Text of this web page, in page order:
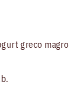
greco magro